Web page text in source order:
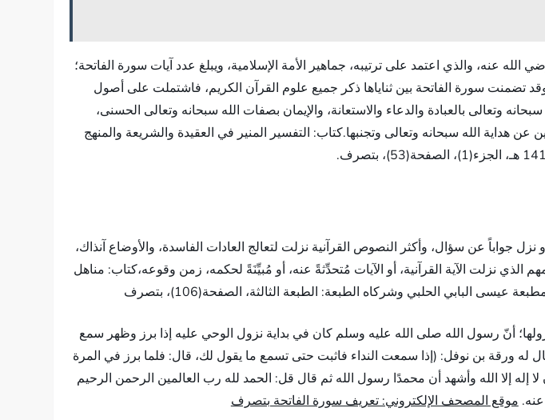
عنه، والذي اعتمد على ترتيبه، جماهير الأمة الإسلامية، ويبلغ عدد آيات سورة الفاتحة؛
سورة الفاتحة بين ثناياها ذكر جميع علوم القرآن الكريم، فاشتملت على أصول
وتعالى بالعبادة والدعاء والاستعانة، والإيمان بصفات الله سبحانه وتعالى الحسنى،
هداية الله سبحانه وتعالى وتجنبها.كتاب: التفسير المنير في العقيدة والشريعة والمنهج
عن سؤال، وأكثر النصوص القرآنية نزلت لتعالج العادات الفاسدة، والأوضاع آنذاك،
نزلت الآية القرآنية، أو الآيات مُتحدِّثةً عنه، أو مُبيِّنَةً لحكمه، زمن وقوعه،كتاب: مناهل
أنّ رسول الله صلى الله عليه وسلم كان في بداية نزول الوحي عليه إذا برز وظهر سمع
له ورقة بن نوفل: (إذا سمعت النداء فاثبت حتى تسمع ما يقول لك، قال: فلما برز في المرة
إلا الله وأشهد أن محمدًا رسول الله ثم قال قل: الحمد لله رب العالمين الرحمن الرحيم
موقع المصحف الإلكتروني: تعريف سورة الفاتحة بتصرف